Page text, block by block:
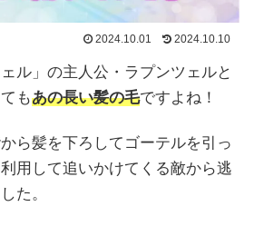
2024.10.01 2024.10.10
ル」の主人公・ラプンツェルと
もあの長い髪の毛ですよね！
ら髪を下ろしてゴーテルを引っ
用して追いかけてくる敵から逃
た。